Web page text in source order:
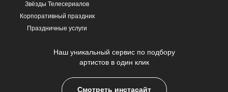
Звёзды Телесериалов
Корпоративный праздник
Праздничные услуги
Наш уникальный сервис по подбору
артистов в один клик
Смотреть инстасайт